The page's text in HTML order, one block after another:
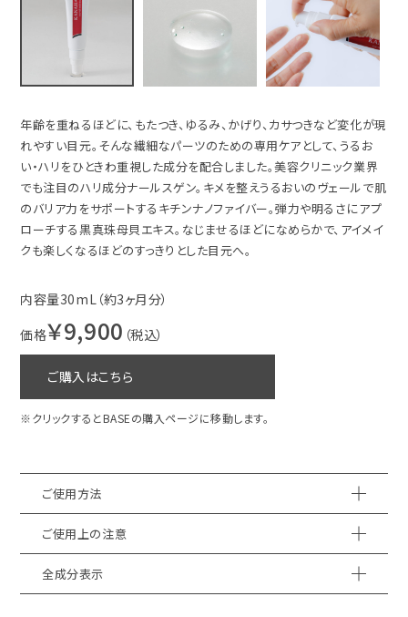
年齢を重ねるほどに、もたつき、ゆるみ、かげり、カサつきなど変化が現
れやすい目元。そんな繊細なパーツのための専用ケアとして、うるお
い・ハリをひときわ重視した成分を配合しました。美容クリニック業界
でも注目のハリ成分ナールスゲン。キメを整えうるおいのヴェールで肌
のバリア力をサポートするキチンナノファイバー。弾力や明るさにアプ
ローチする黒真珠母貝エキス。なじませるほどになめらかで、アイメイ
クも楽しくなるほどのすっきりとした目元へ。
内容量30mL（約3ヶ月分）
価格￥9,900 （税込）
ご購入はこちら
※クリックするとBASEの購入ページに移動します。
ご使用方法
ご使用上の注意
全成分表示